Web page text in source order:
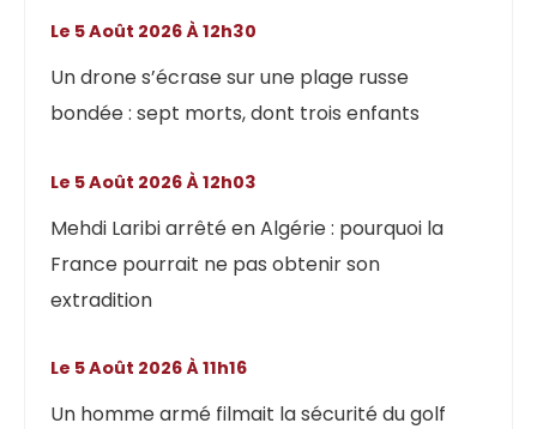
Un drone s’écrase sur une plage russe
bondée : sept morts, dont trois enfants
Le 5 Août 2026 À 12h30
Mehdi Laribi arrêté en Algérie : pourquoi la
France pourrait ne pas obtenir son
extradition
Le 5 Août 2026 À 12h03
Un homme armé filmait la sécurité du golf
Le 5 Août 2026 À 11h16